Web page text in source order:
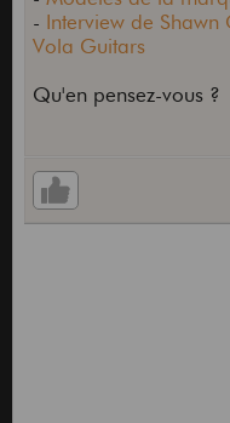
- Interview de
Vola Guitars
Qu'en pensez-vous ?